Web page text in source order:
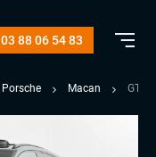
03 88 06 54 83
Porsche Macan GTS